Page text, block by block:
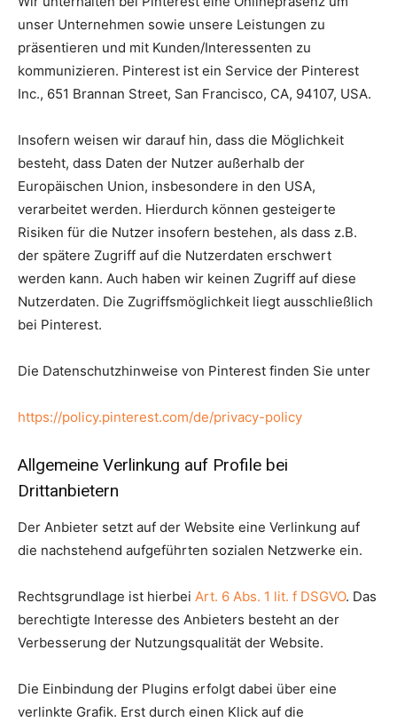
unser Unternehmen sowie unsere Leistungen zu
präsentieren und mit Kunden/Interessenten zu
kommunizieren. Pinterest ist ein Service der Pinterest
Inc., 651 Brannan Street, San Francisco, CA, 94107, USA.
Insofern weisen wir darauf hin, dass die Möglichkeit
besteht, dass Daten der Nutzer außerhalb der
Europäischen Union, insbesondere in den USA,
verarbeitet werden. Hierdurch können gesteigerte
Risiken für die Nutzer insofern bestehen, als dass z.B.
der spätere Zugriff auf die Nutzerdaten erschwert
werden kann. Auch haben wir keinen Zugriff auf diese
Nutzerdaten. Die Zugriffsmöglichkeit liegt ausschließlich
bei Pinterest.
Die Datenschutzhinweise von Pinterest finden Sie unter
https://policy.pinterest.com/de/privacy-policy
Allgemeine Verlinkung auf Profile bei
Drittanbietern
Der Anbieter setzt auf der Website eine Verlinkung auf
die nachstehend aufgeführten sozialen Netzwerke ein.
Rechtsgrundlage ist hierbei Art. 6 Abs. 1 lit. f DSGVO. Das
berechtigte Interesse des Anbieters besteht an der
Verbesserung der Nutzungsqualität der Website.
Die Einbindung der Plugins erfolgt dabei über eine
verlinkte Grafik. Erst durch einen Klick auf die